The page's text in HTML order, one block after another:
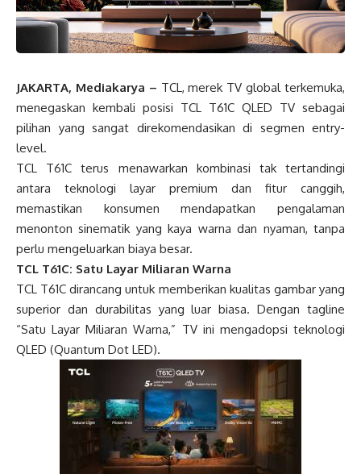
JAKARTA, Mediakarya – TCL, merek TV global terkemuka,
menegaskan kembali posisi TCL T61C QLED TV sebagai
pilihan yang sangat direkomendasikan di segmen entry-
level.
TCL T61C terus menawarkan kombinasi tak tertandingi
antara teknologi layar premium dan fitur canggih,
memastikan konsumen mendapatkan pengalaman
menonton sinematik yang kaya warna dan nyaman, tanpa
perlu mengeluarkan biaya besar.
TCL T61C: Satu Layar Miliaran Warna
TCL T61C dirancang untuk memberikan kualitas gambar yang
superior dan durabilitas yang luar biasa. Dengan tagline
“Satu Layar Miliaran Warna,” TV ini mengadopsi teknologi
QLED (Quantum Dot LED).